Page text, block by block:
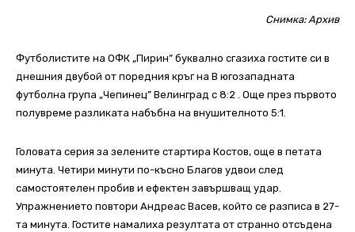
Снимка: Архив
Футболистите на ОФК „Пирин” буквално сгазиха гостите си в
днешния двубой от поредния кръг на В югозападната
футболна група „Чепинец” Велинград с 8:2 . Още през първото
полувреме разликата набъбна на внушителното 5:1.
Головата серия за зелените стартира Костов, още в петата
минута. Четири минути по-късно Благов удвои след
самостоятелен пробив и ефектен завършващ удар.
Упражнението повтори Андреас Васев, който се разписа в 27-
та минута. Гостите намалиха резултата от странно отсъдена